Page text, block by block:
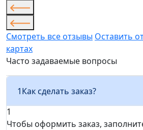
Смотреть все отзывы Оставить
картах
Часто задаваемые вопросы
1Как сделать заказ?
1
Чтобы оформить заказ,